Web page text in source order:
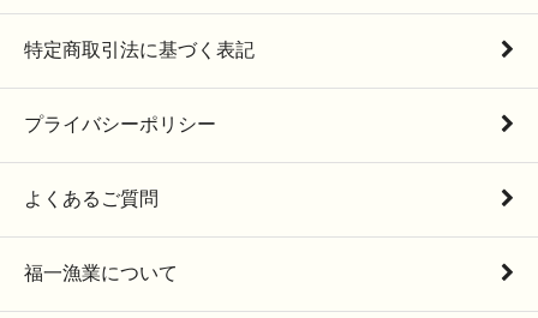
特定商取引法に基づく表記
プライバシーポリシー
よくあるご質問
福一漁業について